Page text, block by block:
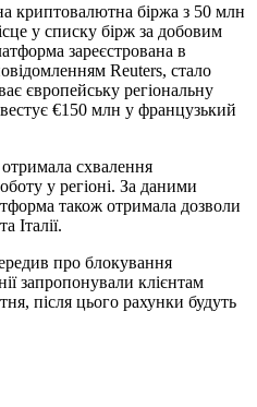
криптовалютна біржа з ​​50 млн
у списку бірж за добовим
зареєстрована в
Reuters, стало
європейську регіональну
€150 млн у французький
схвалення
у регіоні. За даними
також отримала дозволи
Італії.
про блокування
запропонували клієнтам
після цього рахунки будуть